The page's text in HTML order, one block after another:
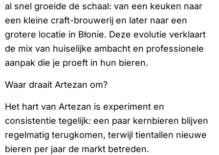
al snel groeide de schaal: van een keuken naar
een kleine craft-brouwerij en later naar een
grotere locatie in Błonie. Deze evolutie verklaart
de mix van huiselijke ambacht en professionele
aanpak die je proeft in hun bieren.
Waar draait Artezan om?
Het hart van Artezan is experiment en
consistentie tegelijk: een paar kernbieren blijven
regelmatig terugkomen, terwijl tientallen nieuwe
bieren per jaar de markt betreden.